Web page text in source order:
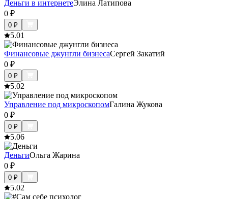
Деньги в интернетеЭлина Латипова
0 ₽
0 ₽
5.01
Финансовые джунгли бизнесаСергей Закатий
0 ₽
0 ₽
5.02
Управление под микроскопомГалина Жукова
0 ₽
0 ₽
5.06
ДеньгиОльга Жарина
0 ₽
0 ₽
5.02